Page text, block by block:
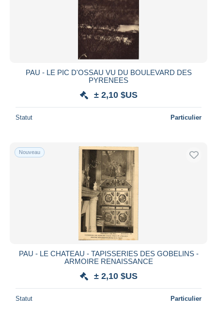
PAU - LE PIC D'OSSAU VU DU BOULEVARD DES
PYRENEES
± 2,10 $US
Statut Particulier
Nouveau
PAU - LE CHATEAU - TAPISSERIES DES GOBELINS -
ARMOIRE RENAISSANCE
± 2,10 $US
Statut Particulier